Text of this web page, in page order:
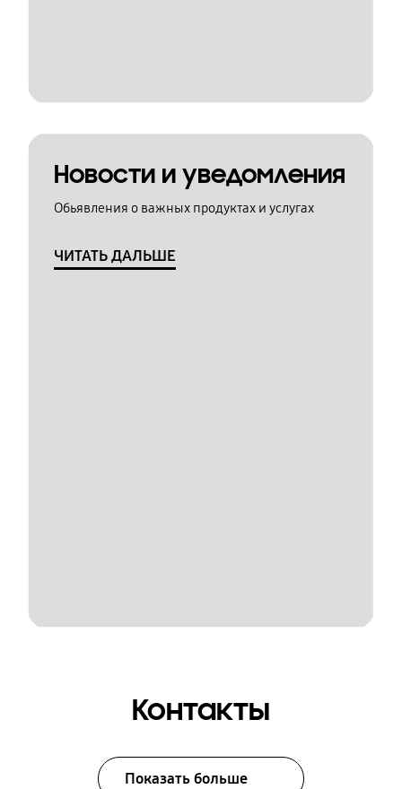
Новости и уведомления
Обьявления о важных продуктах и услугах
ЧИТАТЬ ДАЛЬШЕ
Контакты
Показать больше